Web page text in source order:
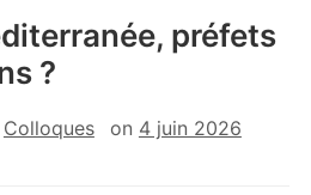
préfets
?
Colloques on 4 juin 2026